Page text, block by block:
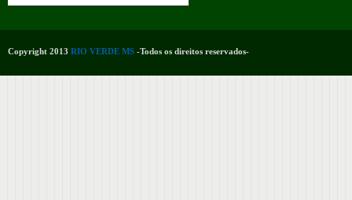
Copyright 2013 RIO VERDE MS -Todos os direitos reservados-